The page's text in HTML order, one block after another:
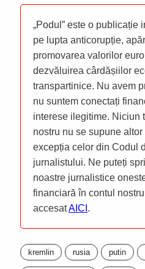
„Podul” este o publicație
pe lupta anticorupție,
promovarea valorilor
dezvăluirea cârdășiilor
transpartinice. Nu avem
nu suntem conectați
interese ilegitime. Niciun
nostru nu se supune
excepția celor din Codul
jurnalistului. Ne puteți
noastre jurnalistice
financiară în contul
accesatAICI .
kremlin rusia putin